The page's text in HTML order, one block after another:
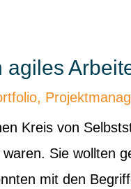
agiles
,
Kreis von
Sie wollten
mit den